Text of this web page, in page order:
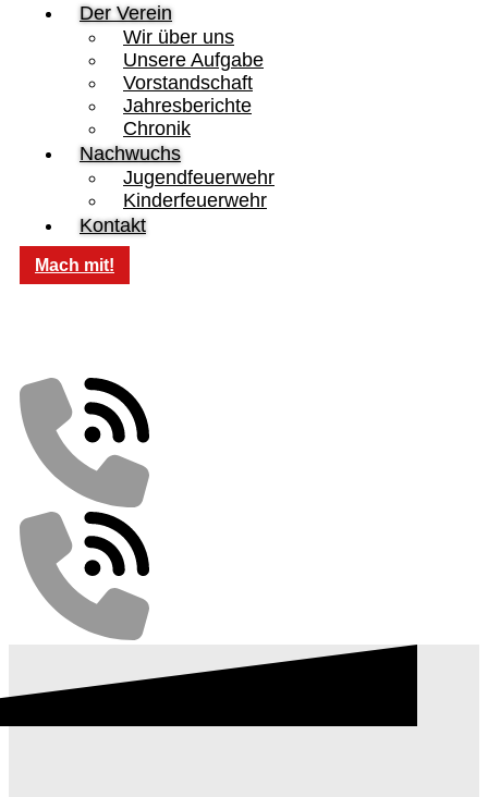
Der Verein
Wir über uns
Unsere Aufgabe
Vorstandschaft
Jahresberichte
Chronik
Nachwuchs
Jugendfeuerwehr
Kinderfeuerwehr
Kontakt
Mach mit!